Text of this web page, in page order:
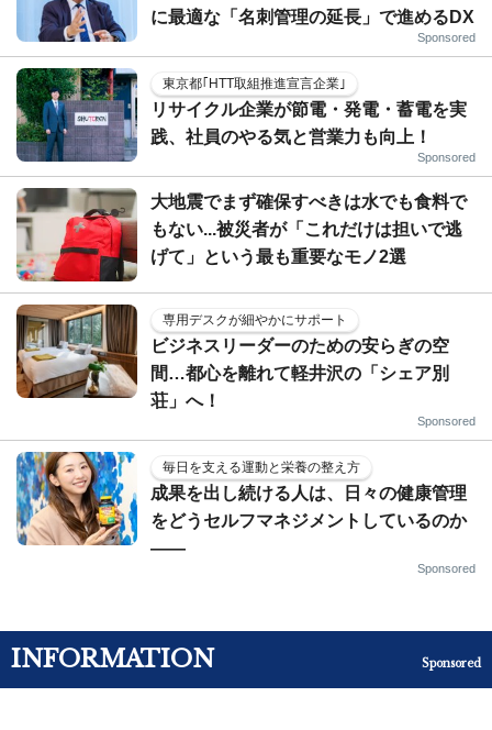
に最適な「名刺管理の延長」で進めるDX
Sponsored
東京都｢HTT取組推進宣言企業｣
リサイクル企業が節電・発電・蓄電を実
践、社員のやる気と営業力も向上！
Sponsored
大地震でまず確保すべきは水でも食料で
もない...被災者が「これだけは担いで逃
げて」という最も重要なモノ2選
専用デスクが細やかにサポート
ビジネスリーダーのための安らぎの空
間…都心を離れて軽井沢の「シェア別
荘」へ！
Sponsored
毎日を支える運動と栄養の整え方
成果を出し続ける人は、日々の健康管理
をどうセルフマネジメントしているのか
——
Sponsored
INFORMATION Sponsored